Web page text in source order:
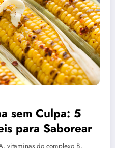
sem Culpa: 5
para Saborear
vitaminas do complexo B,